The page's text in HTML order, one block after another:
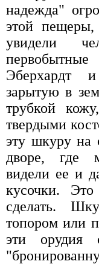
надежда"
этой
увидели
Эберхардт
зарытую в
трубкой
твердыми
эту шкуру на
дворе, где
видели ее и
кусочки.
сделать.
топором или
эти орудия